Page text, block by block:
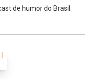
de humor do Brasil.